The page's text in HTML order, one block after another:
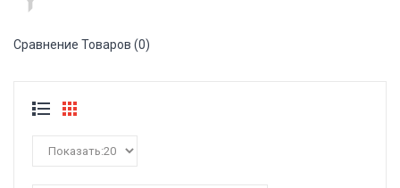
Сравнение Товаров (0)